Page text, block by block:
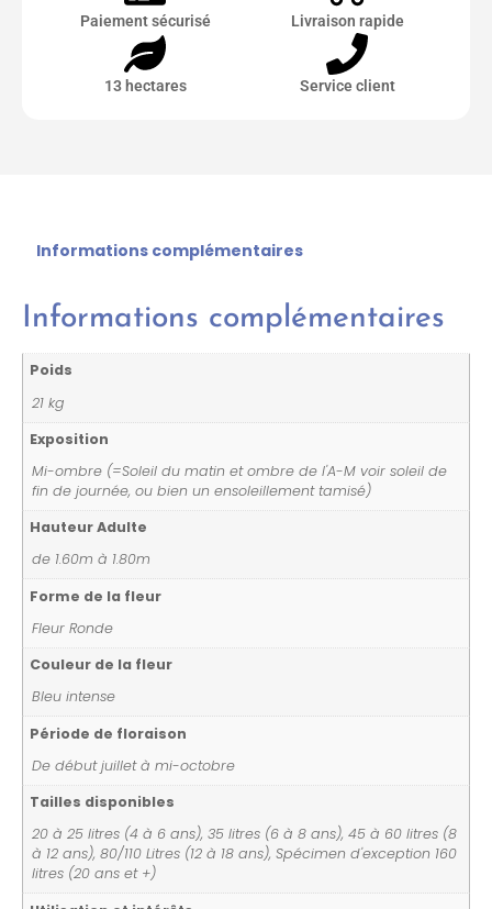
Paiement sécurisé Livraison rapide
13 hectares Service client
Informations complémentaires
Informations complémentaires
Poids
21 kg
Exposition
Mi-ombre (=Soleil du matin et ombre de l'A-M voir soleil de
fin de journée, ou bien un ensoleillement tamisé)
Hauteur Adulte
de 1.60m à 1.80m
Forme de la fleur
Fleur Ronde
Couleur de la fleur
Bleu intense
Période de floraison
De début juillet à mi-octobre
Tailles disponibles
20 à 25 litres (4 à 6 ans), 35 litres (6 à 8 ans), 45 à 60 litres (8
à 12 ans), 80/110 Litres (12 à 18 ans), Spécimen d'exception 160
litres (20 ans et +)